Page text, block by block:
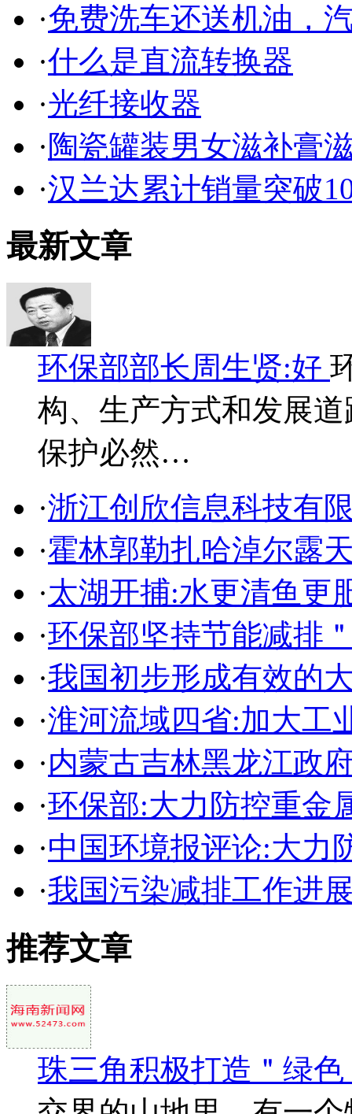
·免费洗车还送机油，
·什么是直流转换器
·光纤接收器
· 陶瓷罐装男女滋补膏
·汉兰达累计销量突破
最新文章
环保部部长周生贤:好
构、生产方式和发展
保护必然…
·浙江创欣信息科技有
·霍林郭勒扎哈淖尔露
·太湖开捕:水更清鱼更
·环保部坚持节能减排
·我国初步形成有效的
·淮河流域四省:加大工
·内蒙古吉林黑龙江政
·环保部:大力防控重金
·中国环境报评论:大力
·我国污染减排工作进
推荐文章
珠三角积极打造＂绿色